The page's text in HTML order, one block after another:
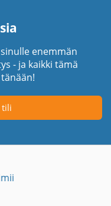
enemmän
- ja kaikki tämä
tili